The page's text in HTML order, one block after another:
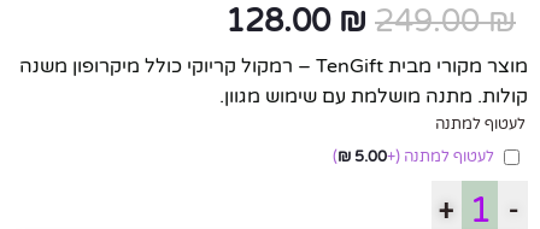
249.00₪
128.00 ₪
מוצר מקורי מבית TenGift – רמקול קריוקי כולל מיקרופון משנה
קולות. מתנה מושלמת עם שימוש מגוון.
לעטוף למתנה
לעטוף למתנה (+
5.00
₪
)
-
+